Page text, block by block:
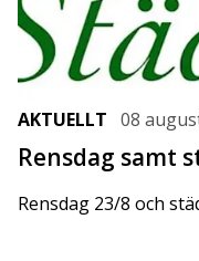
AKTUELLT 08
Rensdag samt
Rensdag 23/8 och